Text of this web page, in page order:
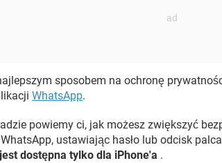
sposobem na ochronę
WhatsApp.
powiemy ci, jak możesz zwiększyć
ustawiając hasło lub odcisk
dostępna tylko dla iPhone'a .